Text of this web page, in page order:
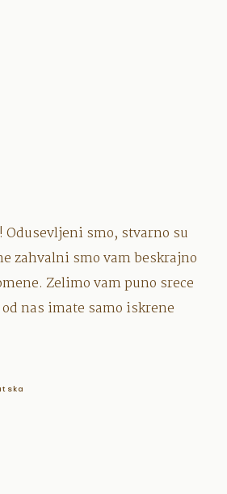
Odusevljeni smo, stvarno su
zahvalni smo vam beskrajno
Zelimo vam puno srece
nas imate samo iskrene